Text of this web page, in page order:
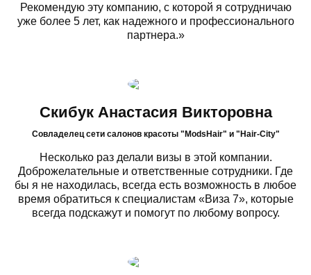
Рекомендую эту компанию, с которой я сотрудничаю
уже более 5 лет, как надежного и профессионального
партнера.»
Скибук Анастасия Викторовна
Cовладелец сети салонов красоты "ModsHair" и "Hair-City"
Несколько раз делали визы в этой компании.
Доброжелательные и ответственные сотрудники. Где
бы я не находилась, всегда есть возможность в любое
время обратиться к специалистам «Виза 7», которые
всегда подскажут и помогут по любому вопросу.